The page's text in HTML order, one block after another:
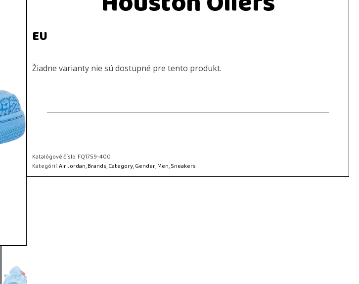
EU
Žiadne varianty nie sú dostupné pre tento produkt.
Katalógové číslo:FQ1759-400
Kategórií:Air Jordan,Brands,Category,Gender,Men,Sneakers